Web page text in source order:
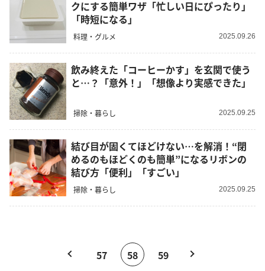
クにする簡単ワザ「忙しい日にぴったり」
「時短になる」
料理・グルメ 2025.09.26
飲み終えた「コーヒーかす」を玄関で使う
と…？「意外！」「想像より実感できた」
掃除・暮らし 2025.09.25
結び目が固くてほどけない…を解消！“閉
めるのもほどくのも簡単”になるリボンの
結び方「便利」「すごい」
掃除・暮らし 2025.09.25
57 58 59